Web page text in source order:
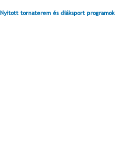
Nyitott tornaterem és diáksport programok